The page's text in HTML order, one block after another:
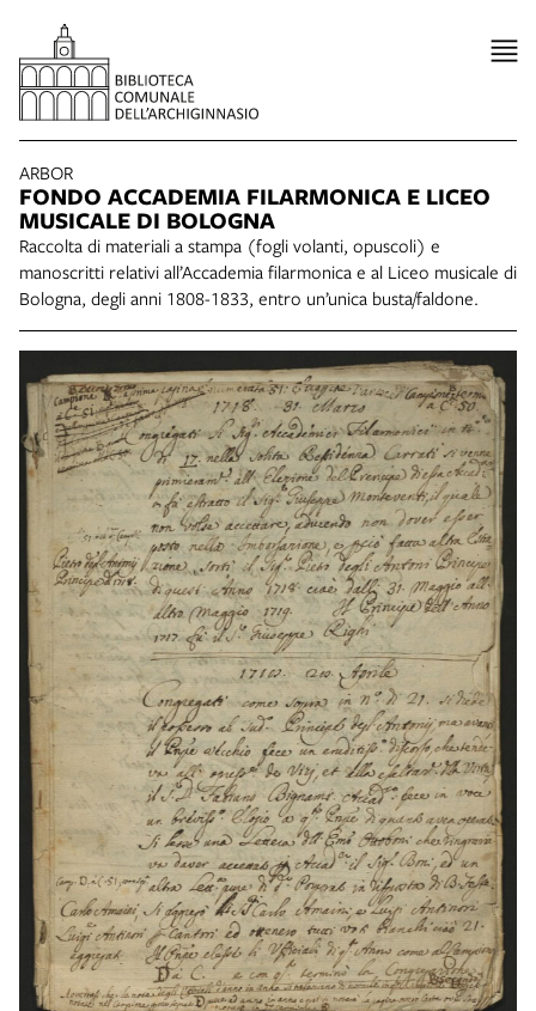
ARBOR
FONDO ACCADEMIA FILARMONICA E LICEO
MUSICALE DI BOLOGNA
Raccolta di materiali a stampa (fogli volanti, opuscoli) e
manoscritti relativi all’Accademia filarmonica e al Liceo musicale di
Bologna, degli anni 1808-1833, entro un’unica busta/faldone.